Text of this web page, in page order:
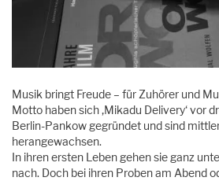
Musik bringt Freude – für Zuhörer und
Motto haben sich ‚Mikadu Delivery‘ vor
Berlin-Pankow gegründet und sind
herangewachsen.
In ihren ersten Leben gehen sie ganz
nach. Doch bei ihren Proben am Abend